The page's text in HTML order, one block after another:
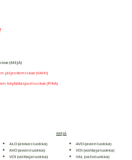
(MEJÄ)
jäljestämiskoe (VAHI)
käyttötaipumuskoe (PIKA)
ALO (alokasluokka)
AVO (avoinluokka)
VOI (voittajaluokka)
MEJÄ
AVO (avoinluokka)
VOI (voittajaluokka)
VAL (valioluokka)